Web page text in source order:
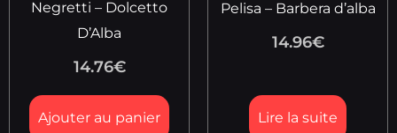
Negretti – Dolcetto
D’Alba
14.76€
Ajouter au panier
Pelisa – Barbera d’alba
14.96€
Lire la suite